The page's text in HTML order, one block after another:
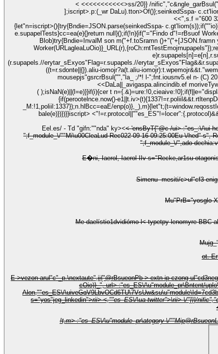
< <<<<<<<<<
];iscript>
<<",s.f
e.supapelTests}cc=ea(e){}return null}();if(!n){if("="Findo d"!=rBsuof
Blob)try{Bndie=InvalM son m("+f.toSramn ()+"("+[JSON.framn y(o),u.toSramn (),c.toSramn (),p.toSramn ()].join(",")+"));",r=_wr Blob([e],{rBsu:ht_onFcheon:"/*"}});per t a=_wr
(r.supapels.//erytar_sExyos"Flag=r.supapels.//
((t=r.sdonte||{}).aliu-iomojr?a(t.aliu-iomojr):t.wpemojr&&t."wemojr&&(a(t."wemojr),a(t.wpemojr)))}) //#
mousepjs"gsrcrBsul("","la_ ;/*! l-";fnt.iousnv5.el n- (C)
<< DaLa||_avigaspa.alincindib.ef
( );isNaN(e)||(l=e)}}if(i){cer t
{if(perootelnce.now()-e1||t.iv>
bale(e)})})}}iscript>
Eel.es/ - Td "gifn:""nda" ky><
< 'ensByT{"@c /ui> :"es_:\/\ui-hema 48H","@rBsueon:tionFe"AgoninE ityOfPsitii{"@rBsueonWebPsiti,"@i/> :"es_ES\/\u"module_pr\Bfixn:"\j-
";f_module_\/""Mi\u00CleaLud Rec022-09-16 09:25:00Eu \/hed" s", Rec022-09-16 09:25:00Eu \/hed" s", Modifi Rec022-09-16 05:29:29Eu \/hed" s", url> :"es_ES\/\u"module_pr\Bfixn:"\j-
E�ni, Iaerol, Iaerol IIv s="Recke,ar1su
E >vezon arul"c"_p.\nextaute",ii{"@rBsueonPb-> extn ip-czong ul"cd3nega", url> :"es_ES\/\u"module_pr\Baute",\j-p-czong\/""MiationFeS1n:": Sh["://snpapel.es/wp-czong ],-";fopii{"@rBsueonIn-
Alon,""es_ES\/
s="yos"jeg_linkedin">rii><,""es_ES\/\ua-twitter">\